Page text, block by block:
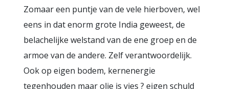
Zomaar een puntje van de vele hierboven, wel
eens in dat enorm grote India geweest, de
belachelijke welstand van de ene groep en de
armoe van de andere. Zelf verantwoordelijk.
Ook op eigen bodem, kernenergie
tegenhouden maar olie is vies ? eigen schuld